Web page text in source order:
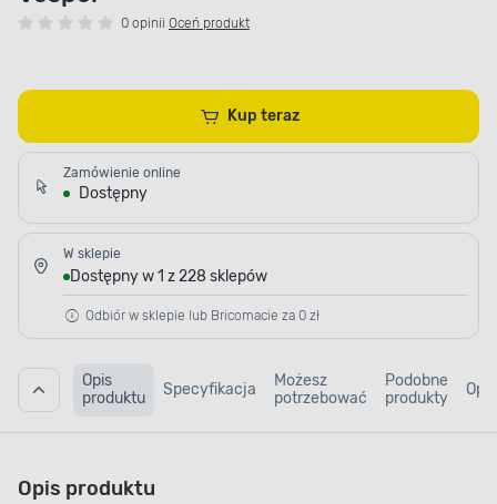
0 opinii Oceń produkt
Kup teraz
Zamówienie online
Dostępny
W sklepie
Dostępny w 1 z 228 sklepów
Odbiór w sklepie lub Bricomacie za 0 zł
Opis
produktu
Specyfikacja
Możesz
potrzebować
Podobne
produkty
Opis produktu